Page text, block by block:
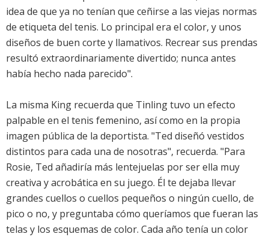
idea de que ya no tenían que ceñirse a las viejas normas
de etiqueta del tenis. Lo principal era el color, y unos
diseños de buen corte y llamativos. Recrear sus prendas
resultó extraordinariamente divertido; nunca antes
había hecho nada parecido".
La misma King recuerda que Tinling tuvo un efecto
palpable en el tenis femenino, así como en la propia
imagen pública de la deportista. "Ted diseñó vestidos
distintos para cada una de nosotras", recuerda. "Para
Rosie, Ted añadiría más lentejuelas por ser ella muy
creativa y acrobática en su juego. Él te dejaba llevar
grandes cuellos o cuellos pequeños o ningún cuello, de
pico o no, y preguntaba cómo queríamos que fueran las
telas y los esquemas de color. Cada año tenía un color